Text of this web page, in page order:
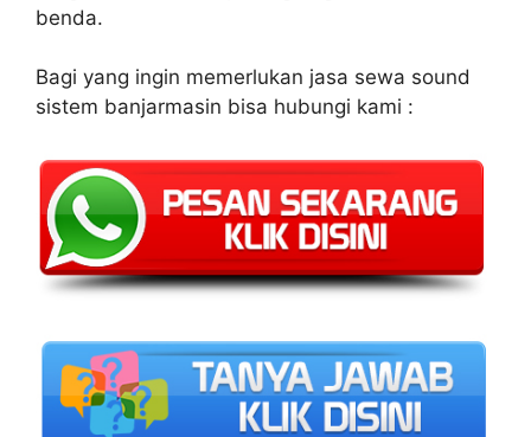
benda.
Bagi yang ingin memerlukan jasa sewa sound
sistem banjarmasin bisa hubungi kami :